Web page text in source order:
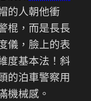
的人朝他衝
棍，而是長長
儀，臉上的表
度基本法！斜
的泊車警察用
機械感。